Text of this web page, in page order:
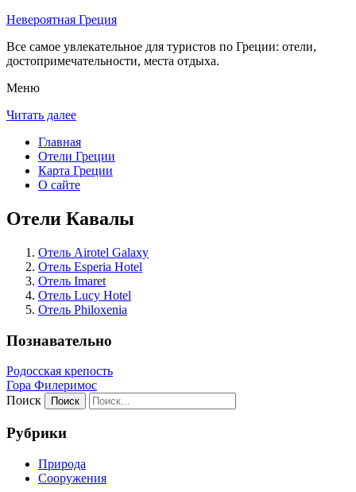
Невероятная Греция
Все самое увлекательное для туристов по Греции: отели,
достопримечательности, места отдыха.
Меню
Читать далее
Главная
Отели Греции
Карта Греции
О сайте
Отели Кавалы
Отель Airotel Galaxy
Отель Esperia Hotel
Отель Imaret
Отель Lucy Hotel
Отель Philoxenia
Познавательно
Родосская крепость
Гора Филеримос
Поиск
Рубрики
Природа
Сооружения